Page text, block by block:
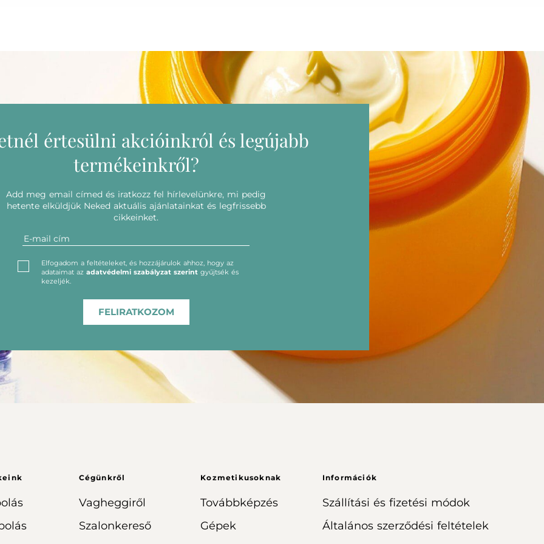
értesülni akcióinkról és legújabb
termékeinkről?
Add meg email címed és iratkozz fel hírlevelünkre, mi pedig
hetente elküldjük Neked aktuális ajánlatainkat és legfrissebb
cikkeinket.
Elfogadom a feltételeket, és hozzájárulok ahhoz, hogy az
adataimat az adatvédelmi szabályzat szerint gyűjtsék és
kezeljék.
FELIRATKOZOM
Cégünkről
Vagheggiről
Szalonkereső
Kozmetikusoknak
Továbbképzés
Gépek
Információk
Szállítási és fizetési módok
Általános szerződési feltételek